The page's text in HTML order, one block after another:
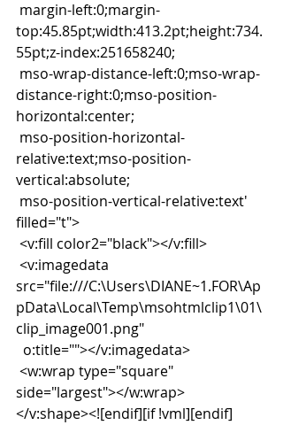
top:45.85pt;width:413.2pt;height:734.
55pt;z-index:251658240;
distance-right:0;mso-position-
horizontal:center;
relative:text;mso-position-
vertical:absolute;
filled="t">
<v:fill color2="black"></v:fill>
src="file:///C:\Users\DIANE~1.FOR\Ap
pData\Local\Temp\msohtmlclip1\01\
clip_image001.png"
  o:title=""></v:imagedata>
side="largest"></w:wrap>
</v:shape><![endif][if !vml][endif]